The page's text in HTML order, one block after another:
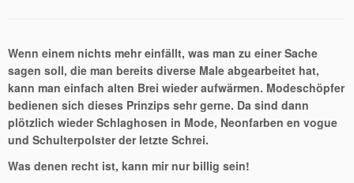
Wenn einem nichts mehr einfällt, was man zu einer Sache
sagen soll, die man bereits diverse Male abgearbeitet hat,
kann man einfach alten Brei wieder aufwärmen. Modeschöpfer
bedienen sich dieses Prinzips sehr gerne. Da sind dann
plötzlich wieder Schlaghosen in Mode, Neonfarben en vogue
und Schulterpolster der letzte Schrei.
Was denen recht ist, kann mir nur billig sein!